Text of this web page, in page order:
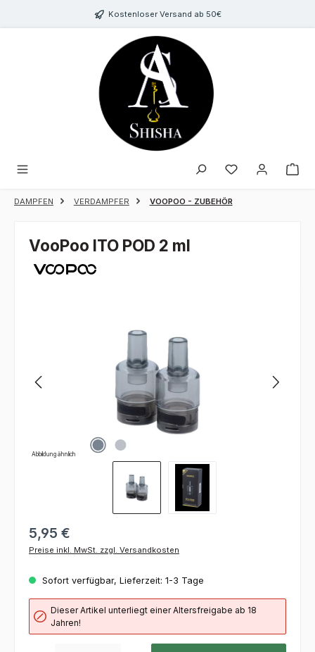
Zum Hauptinhalt springenKostenloser Versand ab 50€
Du hast 0
DAMPFEN VERDAMPFER VOOPOO - ZUBEHÖR
VooPoo ITO POD 2 ml
Abbildung ähnlich
5,95 €
Preise inkl. MwSt. zzgl. Versandkosten
Sofort verfügbar, Lieferzeit: 1-3 Tage
Dieser Artikel unterliegt einer Altersfreigabe ab 18
Jahren!